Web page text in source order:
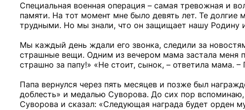
Специальная военная операция – самая тревожная и
памяти. На тот момент мне было девять лет. Те
трудными. Но мы знали, что он защищает нашу Родину
Мы каждый день ждали его звонка, следили за
страшные вещи. Одним из вечером мама застала меня
страшно за папу!» «Не стоит, сынок, – ответила мама.
Папа вернулся через пять месяцев и позже был
доблесть» и медалью Суворова. До сих пор
Суворова и сказал: «Следующая награда будет орден